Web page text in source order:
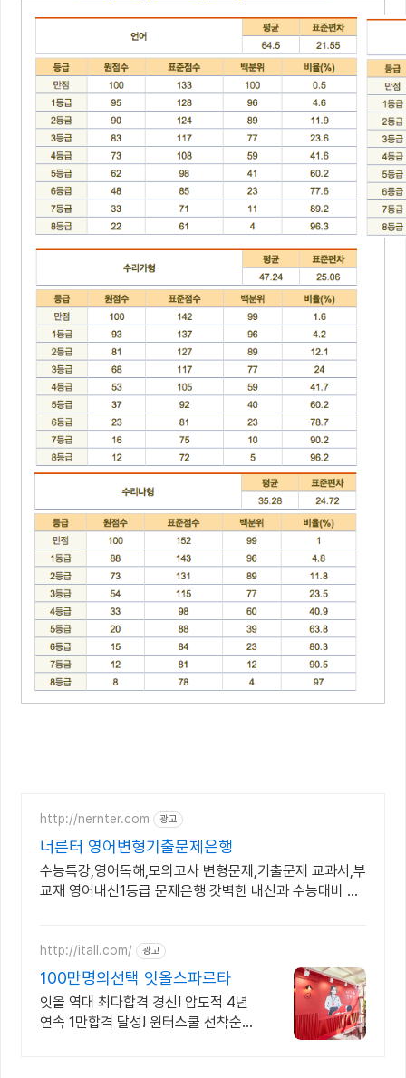
http://nernter.com 광고
너른터 영어변형기출문제은행
수능특강,영어독해,모의고사 변형문제,기출문제 교과서,부
교재 영어내신1등급 문제은행 갓벽한 내신과 수능대비 너
http://itall.com/ 광고
100만명의선택 잇올스파르타
잇올 역대 최다합격 경신! 압도적 4년
연속 1만합격 달성! 윈터스쿨 선착순